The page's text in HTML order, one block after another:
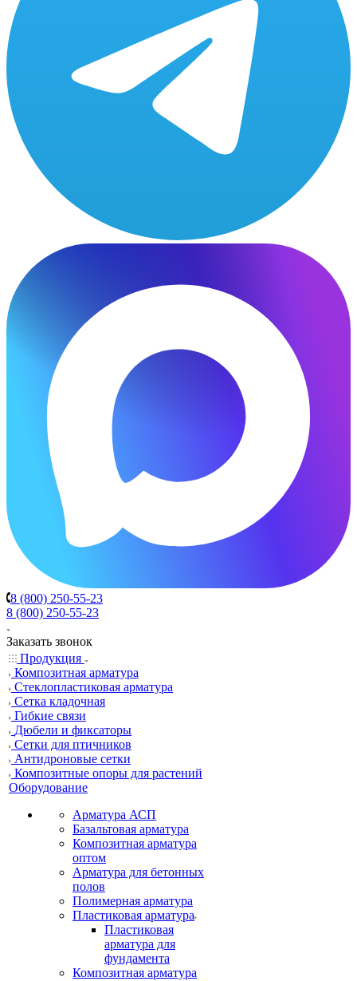
8 (800) 250-55-23
8 (800) 250-55-23
Заказать звонок
Продукция
Композитная арматура
Cтеклопластиковая арматура
Сетка кладочная
Гибкие связи
Дюбели и фиксаторы
Сетки для птичников
Антидроновые сетки
Композитные опоры для растений
Оборудование
Арматура АСП
Базальтовая арматура
Композитная арматура
оптом
Арматура для бетонных
полов
Полимерная арматура
Пластиковая арматура
Пластиковая
арматура для
фундамента
Композитная арматура